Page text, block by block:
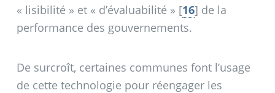
« lisibilité » et « d’évaluabilité » [16] de la
performance des gouvernements.
De surcroît, certaines communes font l’usage
de cette technologie pour réengager les